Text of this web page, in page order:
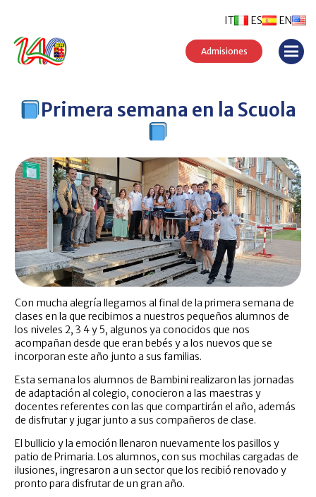
ES EN
IT
Admisiones
Primera semana en la Scuola
Con mucha alegría llegamos al final de la primera semana de
clases en la que recibimos a nuestros pequeños alumnos de
los niveles 2, 3 4 y 5, algunos ya conocidos que nos
acompañan desde que eran bebés y a los nuevos que se
incorporan este año junto a sus familias.
Esta semana los alumnos de Bambini realizaron las jornadas
de adaptación al colegio, conocieron a las maestras y
docentes referentes con las que compartirán el año, además
de disfrutar y jugar junto a sus compañeros de clase.
El bullicio y la emoción llenaron nuevamente los pasillos y
patio de Primaria. Los alumnos, con sus mochilas cargadas de
ilusiones, ingresaron a un sector que los recibió renovado y
pronto para disfrutar de un gran año.